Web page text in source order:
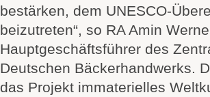
bestärken, dem UNESCO-
beizutreten“, so RA Amin
Hauptgeschäftsführer des
Deutschen Bäckerhandwerks.
das Projekt immaterielles